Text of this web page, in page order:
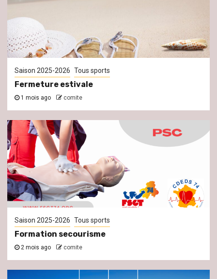
Saison 2025-2026 Tous sports
Fermeture estivale
1 mois ago comite
Saison 2025-2026 Tous sports
Formation secourisme
2 mois ago comite